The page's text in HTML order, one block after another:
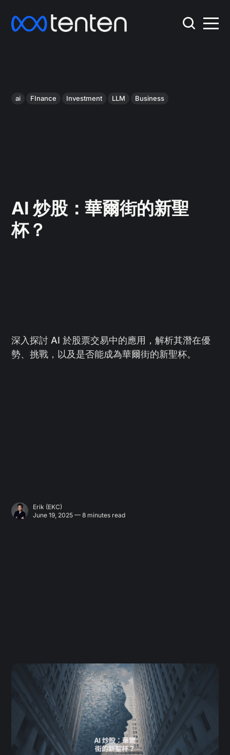
ai FInance Investment LLM Business
AI 炒股：華爾街的新聖
杯？
深入探討 AI 於股票交易中的應用，解析其潛在優
勢、挑戰，以及是否能成為華爾街的新聖杯。
Erik (EKC)
June 19, 2025 — 8 minutes read